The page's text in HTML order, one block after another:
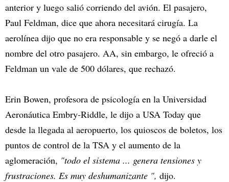
anterior y luego salió corriendo del avión. El pasajero,
Paul Feldman, dice que ahora necesitará cirugía. La
aerolínea dijo que no era responsable y se negó a darle el
nombre del otro pasajero. AA, sin embargo, le ofreció a
Feldman un vale de 500 dólares, que rechazó.
Erin Bowen, profesora de psicología en la Universidad
Aeronáutica Embry-Riddle, le dijo a USA Today que
desde la llegada al aeropuerto, los quioscos de boletos, los
puntos de control de la TSA y el aumento de la
aglomeración, "todo el sistema ... genera tensiones y
frustraciones. Es muy deshumanizante ", dijo.